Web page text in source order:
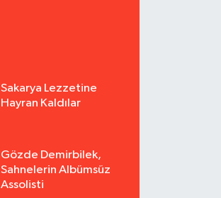
Sakarya Lezzetine
Hayran Kaldılar
Gözde Demirbilek,
Sahnelerin Albümsüz
Assolisti